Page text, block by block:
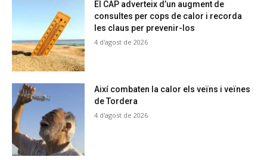
El CAP adverteix d’un augment de
consultes per cops de calor i recorda
les claus per prevenir-los
4 d'agost de 2026
Així combaten la calor els veïns i veïnes
de Tordera
4 d'agost de 2026